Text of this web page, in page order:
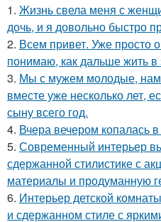
1. Жизнь свела меня с
дочь, и я довольно быстро
2. Всем привет. Уже просто
понимаю, как дальше жить в
3. Мы с мужем молодые, нам
вместе уже несколько лет,
сыну всего год.
4. Вчера вечером копалась
5. Современный интерьер
сдержанной стилистике с
материалы и продуманную
6. Интерьер детской
и сдержанном стиле с